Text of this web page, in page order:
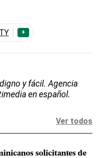
+
y fácil. Agencia
en español.
Ver todos
solicitantes de